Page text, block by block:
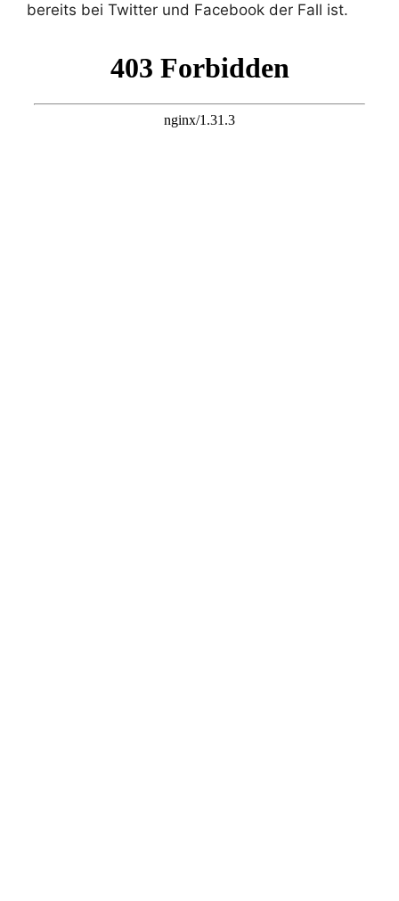
bereits bei Twitter und Facebook der Fall ist.